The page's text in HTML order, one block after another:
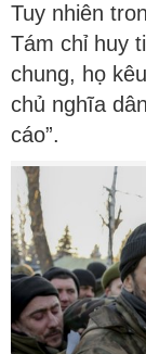
Tuy nhiên
Tám chỉ huy
chung, họ
chủ nghĩa
cáo”.